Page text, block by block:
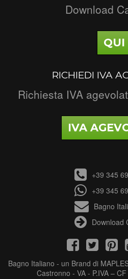
Download
QUI
RICHIEDI IVA
Richiesta IVA
IVA
+39 345
+39 345
Bagno
Download
Bagno Italiano - un Brand di
Castronno - VA - P.IVA –